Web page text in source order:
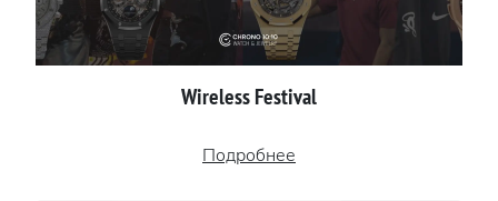
Wireless Festival
Подробнее